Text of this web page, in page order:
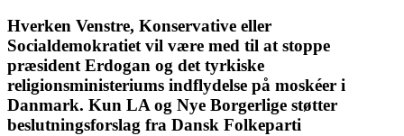
Hverken Venstre, Konservative eller
Socialdemokratiet vil være med til at stoppe
præsident Erdogan og det tyrkiske
religionsministeriums indflydelse på moskéer i
Danmark. Kun LA og Nye Borgerlige støtter
beslutningsforslag fra Dansk Folkeparti